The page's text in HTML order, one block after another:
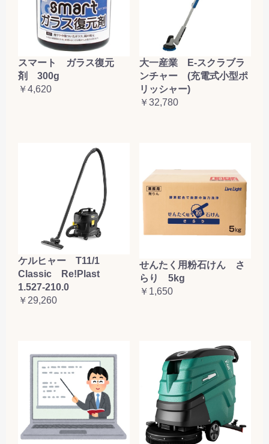
スマート ガラス復元
剤 300g
￥4,620
大一産業 E-スクラブラ
ンチャー (充電式小型ポ
リッシャー)
￥32,780
ケルヒャー T11/1
Classic Re!Plast
1.527-210.0
￥29,260
せんたく用粉石けん さ
らり 5kg
￥1,650